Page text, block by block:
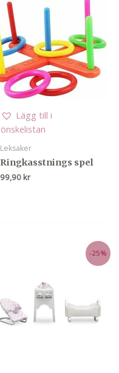
Lägg till i
önskelistan
Leksaker
Ringkasstnings spel
99,90 kr
-25%